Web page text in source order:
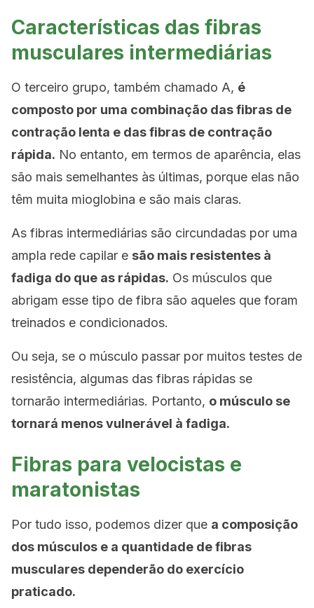
Características das fibras
musculares intermediárias
O terceiro grupo, também chamado A, é
composto por uma combinação das fibras de
contração lenta e das fibras de contração
rápida. No entanto, em termos de aparência, elas
são mais semelhantes às últimas, porque elas não
têm muita mioglobina e são mais claras.
As fibras intermediárias são circundadas por uma
ampla rede capilar e são mais resistentes à
fadiga do que as rápidas. Os músculos que
abrigam esse tipo de fibra são aqueles que foram
treinados e condicionados.
Ou seja, se o músculo passar por muitos testes de
resistência, algumas das fibras rápidas se
tornarão intermediárias. Portanto, o músculo se
tornará menos vulnerável à fadiga.
Fibras para velocistas e
maratonistas
Por tudo isso, podemos dizer que a composição
dos músculos e a quantidade de fibras
musculares dependerão do exercício
praticado.